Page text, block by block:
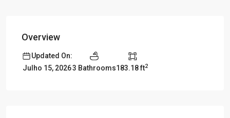
Overview
Updated On:
Julho 15, 20263 Bathrooms183.18 ft2